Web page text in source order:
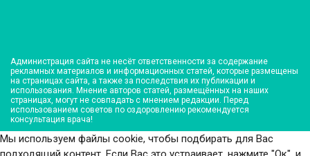
Администрация сайта не несёт ответственности за содержание
рекламных материалов и информационных статей, которые размещены
на страницах сайта, а также за последствия их публикации и
использования. Мнение авторов статей, размещённых на наших
страницах, могут не совпадать с мнением редакции. Перед
использованием советов по оздоровлению рекомендуется
консультация врача!
Мы используем файлы cookie, чтобы подбирать для Вас